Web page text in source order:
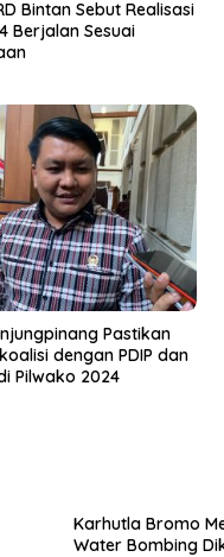
Bintan Sebut Realisasi
Berjalan Sesuai
Pastikan
dengan PDIP dan
Pilwako 2024
Karhutla Bromo
Water Bombing